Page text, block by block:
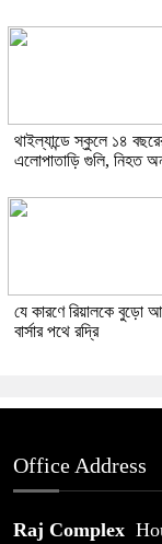
থাইল্যান্ডে স্কুলে ১৪ বছরের
এলোপাতাড়ি গুলি, নিহত
যে কারণে রিয়ালকে বুড়ো
বার্সার পথে রদ্রি
Office Address
Raj Complex